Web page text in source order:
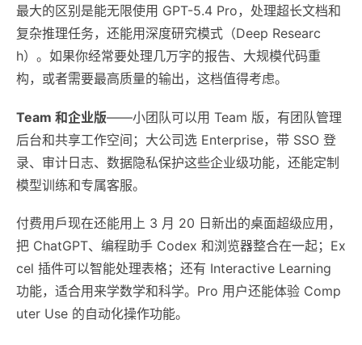
最大的区别是能无限使用 GPT-5.4 Pro，处理超长文档和
复杂推理任务，还能用深度研究模式（Deep Researc
h）。如果你经常要处理几万字的报告、大规模代码重
构，或者需要最高质量的输出，这档值得考虑。
Team 和企业版——小团队可以用 Team 版，有团队管理
后台和共享工作空间；大公司选 Enterprise，带 SSO 登
录、审计日志、数据隐私保护这些企业级功能，还能定制
模型训练和专属客服。
付费用戶现在还能用上 3 月 20 日新出的桌面超级应用，
把 ChatGPT、编程助手 Codex 和浏览器整合在一起；Ex
cel 插件可以智能处理表格；还有 Interactive Learning
功能，适合用来学数学和科学。Pro 用户还能体验 Comp
uter Use 的自动化操作功能。